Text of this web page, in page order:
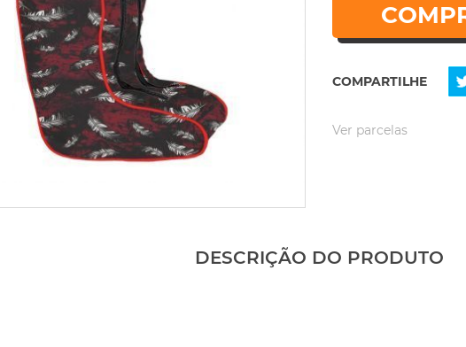
COMPARTILHE
Ver parcelas
DESCRIÇÃO DO PRODUTO